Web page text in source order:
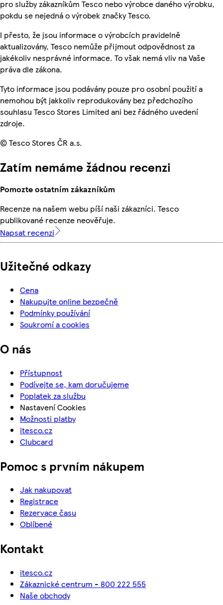
pro služby zákazníkům Tesco nebo výrobce daného výrobku,
pokdu se nejedná o výrobek značky Tesco.
I přesto, že jsou informace o výrobcích pravidelně
aktualizovány, Tesco nemůže přijmout odpovědnost za
jakékoliv nesprávné informace. To však nemá vliv na Vaše
práva dle zákona.
Tyto informace jsou podávány pouze pro osobní použití a
nemohou být jakkoliv reprodukovány bez předchozího
souhlasu Tesco Stores Limited ani bez řádného uvedení
zdroje.
© Tesco Stores ČR a.s.
Zatím nemáme žádnou recenzi
Pomozte ostatním zákazníkům
Recenze na našem webu píší naši zákazníci. Tesco
publikované recenze neověřuje.
Napsat recenzi
Užitečné odkazy
Cena
Nakupujte online bezpečně
Podmínky používání
Soukromí a cookies
O nás
Přístupnost
Podívejte se, kam doručujeme
Poplatek za službu
Nastavení Cookies
Možnosti platby
itesco.cz
Clubcard
Pomoc s prvním nákupem
Jak nakupovat
Registrace
Rezervace času
Oblíbené
Kontakt
itesco.cz
Zákaznické centrum - 800 222 555
Naše obchody